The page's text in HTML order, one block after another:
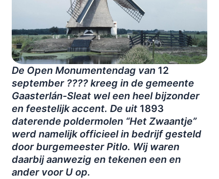
De Open Monumentendag van 12
september ???? kreeg in de gemeente
Gaasterlán-Sleat wel een heel bijzonder
en feestelijk accent. De uit 1893
daterende poldermolen “Het Zwaantje”
werd namelijk officieel in bedrijf gesteld
door burgemeester Pitlo. Wij waren
daarbij aanwezig en tekenen een en
ander voor U op.